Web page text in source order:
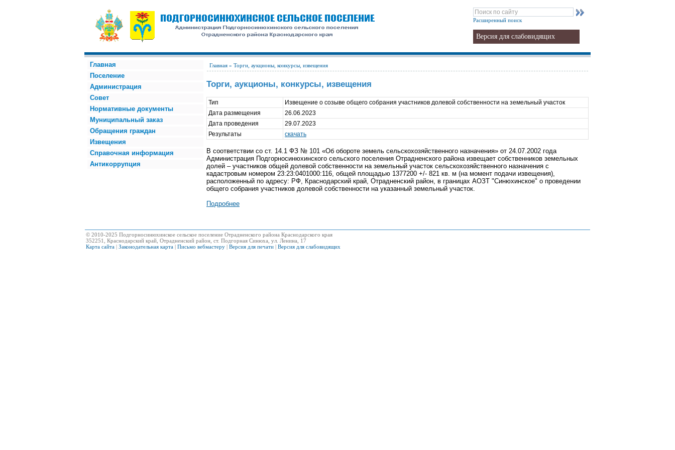
Расширенный поиск
Версия для слабовидящих
Главная
Поселение
Администрация
Совет
Нормативные документы
Муниципальный заказ
Обращения граждан
Извещения
Справочная информация
Антикоррупция
Главная » Торги, аукционы, конкурсы, извещения
Торги, аукционы, конкурсы, извещения
Тип
Извещение о созыве общего собрания участников долевой собственности на земельный участок
Дата размещения
26.06.2023
Дата проведения
29.07.2023
Результаты
скачать
В соответствии со ст. 14.1 ФЗ № 101 «Об обороте земель сельскохозяйственного назначения» от 24.07.2002 года
Администрация Подгорносинюхинского сельского поселения Отрадненского района извещает собственников земельных
долей – участников общей долевой собственности на земельный участок сельскохозяйственного назначения с
кадастровым номером 23:23:0401000:116, общей площадью 1377200 +/- 821 кв. м (на момент подачи извещения),
расположенный по адресу: РФ, Краснодарский край, Отрадненский район, в границах АОЗТ "Синюхинское" о проведении
общего собрания участников долевой собственности на указанный земельный участок.
Подробнее
© 2010-2025 Подгорносинюхинское сельское поселение Отрадненского района Краснодарского края
352251, Краснодарский край, Отрадненский район, ст. Подгорная Синюха, ул. Ленина, 17
Карта сайта | Законодательная карта | Письмо вебмастеру | Версия для печати | Версия для слабовидящих